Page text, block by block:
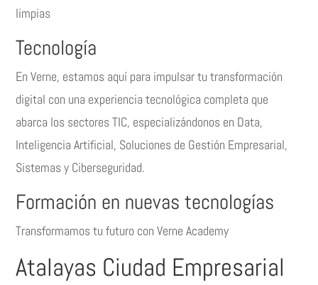
limpias
Tecnología
En Verne, estamos aquí para impulsar tu transformación
digital con una experiencia tecnológica completa que
abarca los sectores TIC, especializándonos en Data,
Inteligencia Artificial, Soluciones de Gestión Empresarial,
Sistemas y Ciberseguridad.
Formación en nuevas tecnologías
Transformamos tu futuro con Verne Academy
Atalayas Ciudad Empresarial